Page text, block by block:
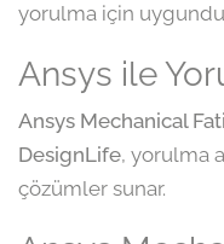
yorulma için
Ansys ile
Ansys Mechanical
DesignLife, yorulma
çözümler sunar.